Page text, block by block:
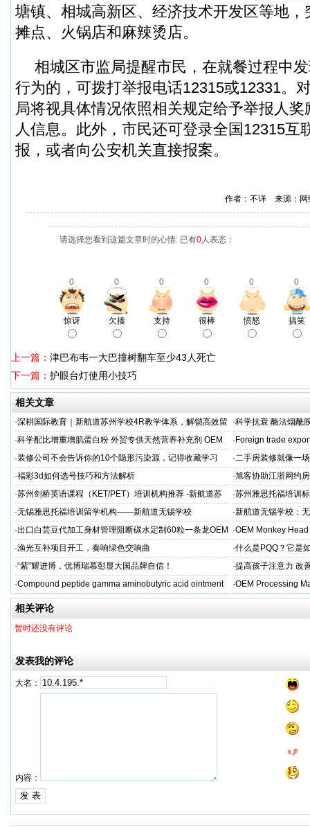
塘镇、相城高新区、经济技术开发区等地
摊点、火锅店和麻辣烫店。
相城区市监局提醒市民，在就餐过程中
行为的，可拨打举报电话12315或12331。
局将视具体情况依照相关规定给予举报人
人信息。此外，市民还可登录全国12315互
报，或者向公安机关直接报案。
作者：不详 来源：
请选择您看到这篇文章时的心情: 已有0人表态：
0 0 0 0 0 0
惊讶 欠揍 支持 很棒 愤怒 搞笑
上一篇： 津巴布韦一大巴撞树翻车至少43人死亡
下一篇： 护眼台灯使用小技巧
相关文章
·深耕国际教育｜新航道苏州学校4R教学体系，解锁高效留
学备考之路
·科学抗衰 酶法烟酰
M/ODM定制
·科学配比增重增肌蛋白粉 外贸专供天然营养补充剂 OEM
源头定制
· Foreign trade
·装修公司不会告诉你的10个隐形污染源，记得收藏学习 ·二手房装修就像一
糟心！看完这篇再开
·福彩3d如何选号技巧和方法解析 ·旭客协助江浙网约
标杆
·苏州剑桥英语课程（KET/PET）培训机构推荐 -新航道苏
州学校
·苏州雅思托福培训
率领先
·无锡雅思托福培训留学机构——新航道无锡学校 ·新航道无锡学校：
·出口白芸豆代加工身材管理阻断碳水定制60粒一条龙OEM
贴牌
·OEM Monkey
aps
·渔光互补项目开工，奏响绿色交响曲 ·什么是PQQ？它是
·“紫”耀进博，优博瑞慕彰显大国品牌自信！ ·提高孩子注意力 改
·Compound peptide gamma aminobutyric acid ointment ·OEM Processing
相关评论
暂时还没有评论
发表我的评论
大名：
内容：